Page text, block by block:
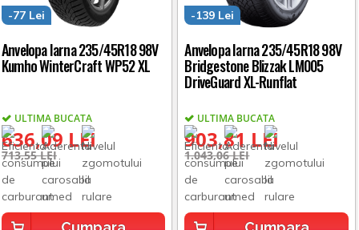
Anvelopa Iarna 235/45R18 98V
Kumho WinterCraft WP52 XL
ULTIMA BUCATA
636,09 LEI
-77 Lei
713,55 LEI
Anvelopa Iarna 235/45R18 98V
Bridgestone Blizzak LM005
DriveGuard XL-Runflat
ULTIMA BUCATA
903,81 LEI
-139 Lei
1.043,06 LEI